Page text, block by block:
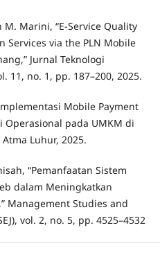
Marini, “E-Service Quality
Services via the PLN Mobile
Jurnal Teknologi
11, no. 1, pp. 187–200, 2025.
Mobile Payment
pada UMKM di
Luhur, 2025.
“Pemanfaatan Sistem
dalam Meningkatkan
Management Studies and
vol. 2, no. 5, pp. 4525–4532